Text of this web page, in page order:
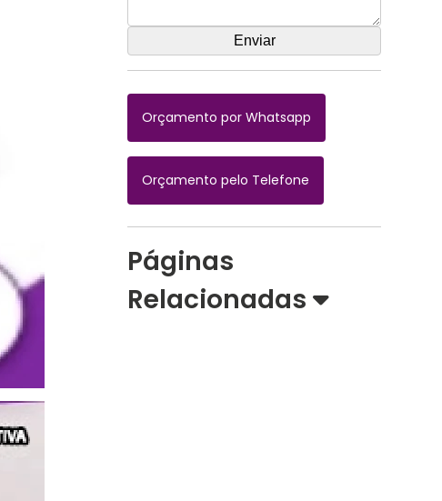
Orçamento por Whatsapp
Orçamento pelo Telefone
Páginas
Relacionadas